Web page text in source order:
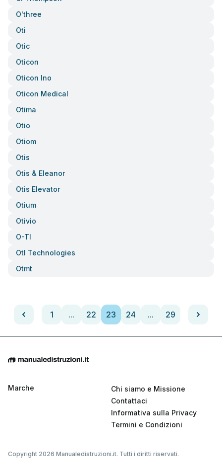
O'three
Oti
Otic
Oticon
Oticon Ino
Oticon Medical
Otima
Otio
Otiom
Otis
Otis & Eleanor
Otis Elevator
Otium
Otivio
O-Tl
Otl Technologies
Otmt
1 ... 22 23 24 ... 29
Marche
Chi siamo e Missione
Contattaci
Informativa sulla Privacy
Termini e Condizioni
Copyright 2026 Manualedistruzioni.it. Tutti i diritti riservati.